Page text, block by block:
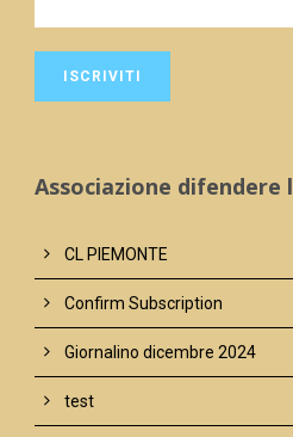
Associazione difendere
CL PIEMONTE
Confirm Subscription
Giornalino dicembre 2024
test